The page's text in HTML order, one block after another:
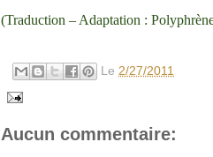
(Traduction – Adaptation :
Le 2/27/2011
Aucun commentaire: